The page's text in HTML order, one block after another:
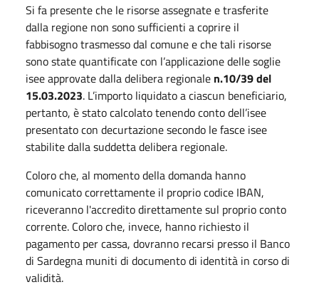
Si fa presente che le risorse assegnate e trasferite
dalla regione non sono sufficienti a coprire il
fabbisogno trasmesso dal comune e che tali risorse
sono state quantificate con l’applicazione delle soglie
isee approvate dalla delibera regionale n.10/39 del
15.03.2023. L’importo liquidato a ciascun beneficiario,
pertanto, è stato calcolato tenendo conto dell’isee
presentato con decurtazione secondo le fasce isee
stabilite dalla suddetta delibera regionale.
Coloro che, al momento della domanda hanno
comunicato correttamente il proprio codice IBAN,
riceveranno l'accredito direttamente sul proprio conto
corrente. Coloro che, invece, hanno richiesto il
pagamento per cassa, dovranno recarsi presso il Banco
di Sardegna muniti di documento di identità in corso di
validità.